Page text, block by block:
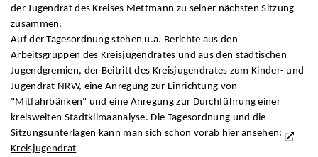
der Jugendrat des Kreises Mettmann zu seiner nächsten Sitzung
zusammen.
Auf der Tagesordnung stehen u.a. Berichte aus den
Arbeitsgruppen des Kreisjugendrates und aus den städtischen
Jugendgremien, der Beitritt des Kreisjugendrates zum Kinder- und
Jugendrat NRW, eine Anregung zur Einrichtung von
"Mitfahrbänken" und eine Anregung zur Durchführung einer
kreisweiten Stadtklimaanalyse. Die Tagesordnung und die
Sitzungsunterlagen kann man sich schon vorab hier ansehen:
Kreisjugendrat